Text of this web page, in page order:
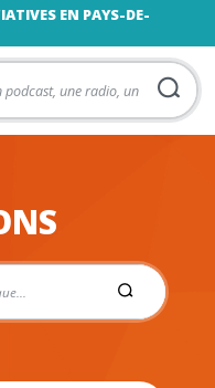
EN PAYS-DE-